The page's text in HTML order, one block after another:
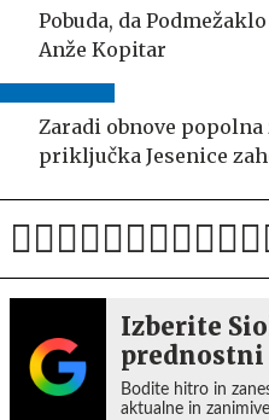
Pobuda, da
Anže Kopitar
Zaradi obnove
priključka Jesenice
Izberite
prednostni
Bodite hitro in
aktualne in